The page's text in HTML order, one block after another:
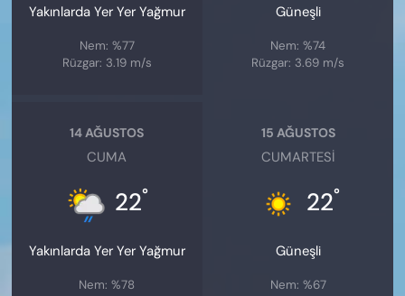
Yakınlarda Yer Yer Yağmur
Nem: %77
Rüzgar: 3.19 m/s
Güneşli
Nem: %74
Rüzgar: 3.69 m/s
14 AĞUSTOS
CUMA
22°
Yakınlarda Yer Yer Yağmur
Nem: %78
15 AĞUSTOS
CUMARTESI
22°
Güneşli
Nem: %67